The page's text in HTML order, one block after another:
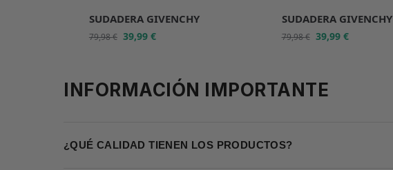
SUDADERA GIVENCHY
79,98€ 39,99 €
SUDADERA GIVENCHY
79,98€ 39,99 €
INFORMACIÓN IMPORTANTE
¿QUÉ CALIDAD TIENEN LOS PRODUCTOS?